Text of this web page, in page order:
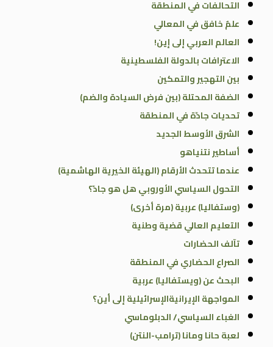
التحالفات في المنطقة
علمٌ خافق في المعالي
العالم العربي إلى إين!
الاعترافات بالدولة الفلسطينية
بين التهجير والتمكين
الضفة المحتلة (بين فرض السيادة والضم)
تحديات جادّة في المنطقة
الشرق الأوسط الجديد
أساطير نتنياهو
عندما تتحدث الأرقام (الهيئة الخيرية الهاشمية)
التحول السياسي الأوروبي هل هو جادّ؟
(وستفاليا) عربية (مرة أخرى)
التعليم العالي قضية وطنية
تآلف الحضارات
الصراع الحضاري في المنطقة
البحث عن (ويستفاليا) عربية
المواجهة الإيرانيةالإسرائيلية إلى أين؟
الغباء السياسي/ الدبلوماسي
لعبة حانا ومانا (ترامب-النتن)